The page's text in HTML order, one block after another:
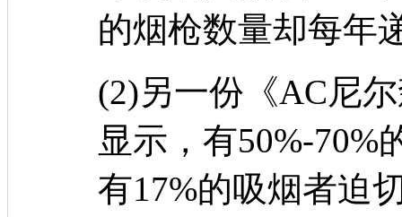
的烟枪数量却每年
(2)另一份《AC尼
显示，有50%-70%
有17%的吸烟者迫